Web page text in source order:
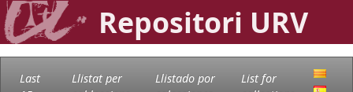
Repositori URV
Last
Llistat per
Llistado por
List for